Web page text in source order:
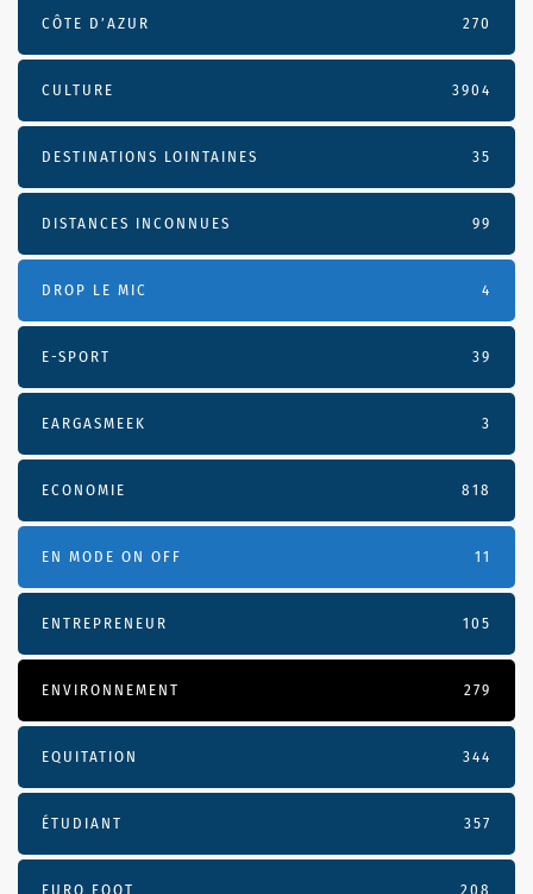
CÔTE D’AZUR 270
CULTURE 3904
DESTINATIONS LOINTAINES 35
DISTANCES INCONNUES 99
DROP LE MIC 4
E-SPORT 39
EARGASMEEK 3
ECONOMIE 818
EN MODE ON OFF 11
ENTREPRENEUR 105
ENVIRONNEMENT 279
EQUITATION 344
ÉTUDIANT 357
EURO FOOT 208